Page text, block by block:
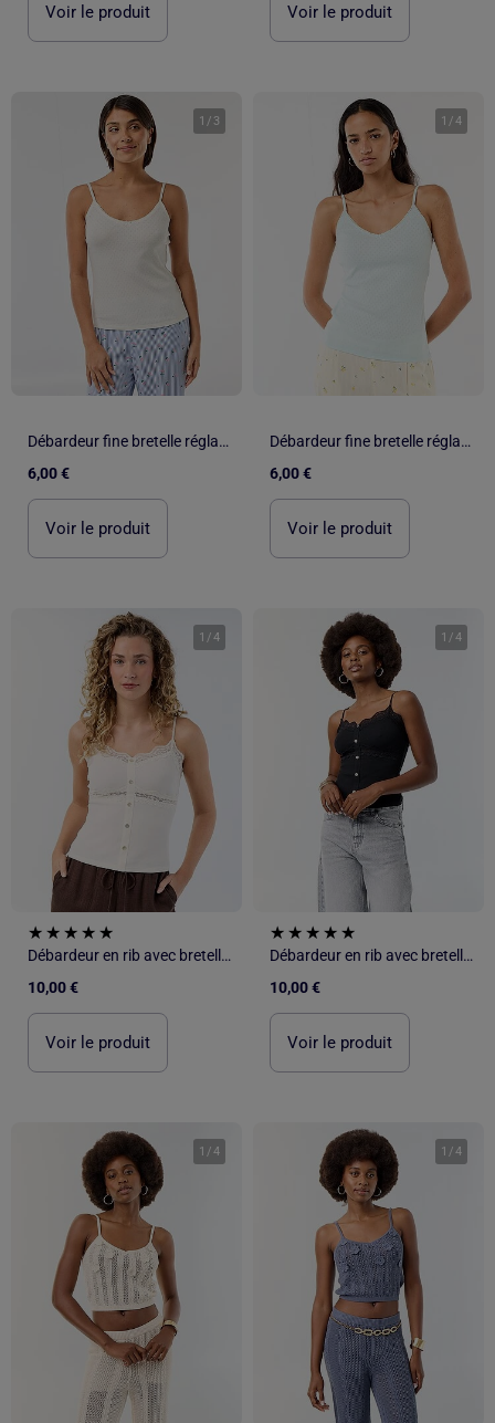
Voir le produit Voir le produit
1 / 3
Débardeur fine bretelle réglable en coton uni
6,00 €
Voir le produit
1 /4
Débardeur fine bretelle réglable en coton uni
6,00 €
Voir le produit
1 /4
Débardeur en rib avec bretelles
10,00 €
Voir le produit
1 /4
Débardeur en rib avec bretelles
10,00 €
Voir le produit
1 /4 1 /4